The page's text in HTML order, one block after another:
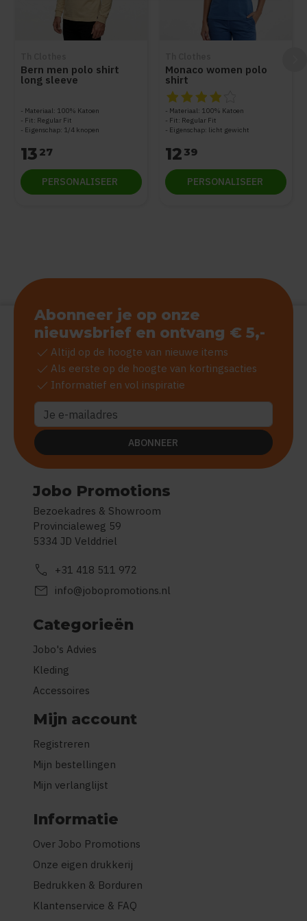
Bern men polo shirt
long sleeve
Materiaal: 100% Katoen
Fit: Regular Fit
Eigenschap: 1/4 knopen
13 27
PERSONALISEER
Monaco women polo
shirt
De beoordeling van dit
Materiaal: 100% Katoen
Fit: Regular Fit
Eigenschap: licht gewicht
12 39
PERSONALISEER
Jobo Promotions
Bezoekadres & Showroom
Provincialeweg 59
5334 JD Velddriel
call +31 418 511 972
mail info@jobopromotions.nl
Categorieën
Jobo's Advies
Kleding
Accessoires
Mijn account
Registreren
Mijn bestellingen
Mijn verlanglijst
Informatie
Over Jobo Promotions
Onze eigen drukkerij
Bedrukken & Borduren
Klantenservice & FAQ
Abonneer je op onze
nieuwsbrief en ontvang € 5,-
check Altijd op de hoogte van nieuwe items
check Als eerste op de hoogte van kortingsacties
check Informatief en vol inspiratie
ABONNEER